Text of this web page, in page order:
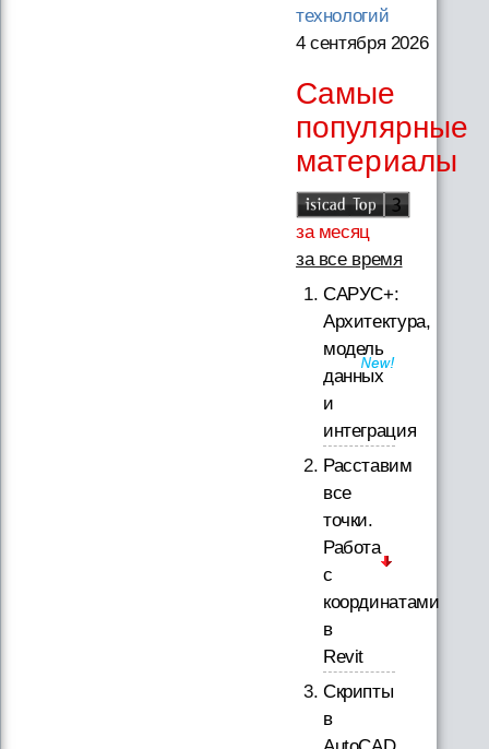
технологий
4 сентября 2026
Самые
популярные
материалы
за месяц
за все время
САРУС+:
Архитектура,
модель
данных
и
интеграция
Расставим
все
точки.
Работа
с
координатами
в
Revit
Скрипты
в